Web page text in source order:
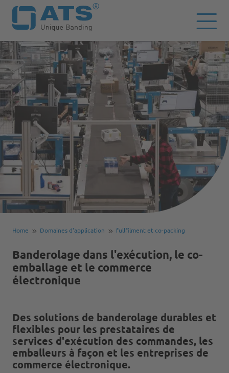
Home Domaines d'application fullfilment et co-packing
Banderolage dans l'exécution, le co-
emballage et le commerce
électronique
Des solutions de banderolage durables et
flexibles pour les prestataires de
services d'exécution des commandes, les
emballeurs à façon et les entreprises de
commerce électronique.